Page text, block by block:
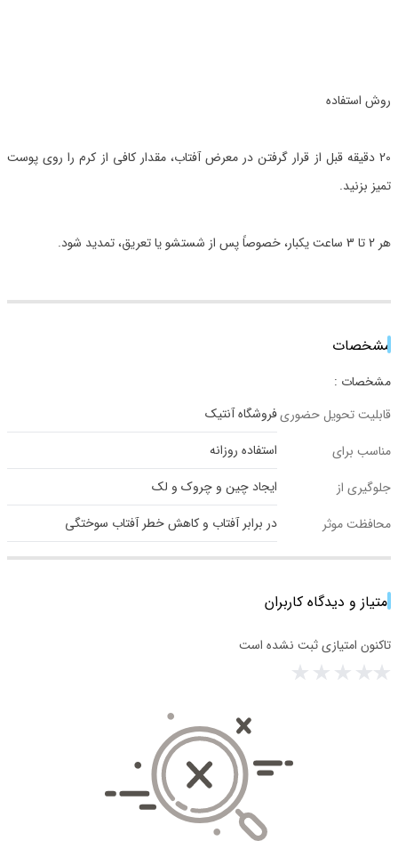
روش استفاده
20 دقیقه قبل از قرار گرفتن در معرض آفتاب، مقدار کافی از کرم را روی پوست
تمیز بزنید.
هر 2 تا 3 ساعت یکبار، خصوصاً پس از شستشو یا تعریق، تمدید شود.
مشخصات
مشخصات :
قابلیت تحویل حضوریفروشگاه آنتیک
مناسب برای
استفاده روزانه
جلوگیری از
ایجاد چین و چروک و لک
محافظت موثر
در برابر آفتاب و کاهش خطر آفتاب سوختگی
امتیاز و دیدگاه کاربران
تاکنون امتیازی ثبت نشده است